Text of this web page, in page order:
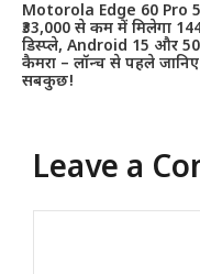
Motorola Edge 60 Pro
₹33,000 से कम में मिलेगा
डिस्प्ले, Android 15 और
कैमरा – लॉन्च से पहले जानिए
सबकुछ!
Leave a